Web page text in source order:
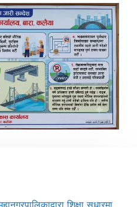
शिक्षा सुधारमा